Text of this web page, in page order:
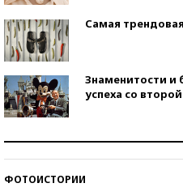
Самая
Знаменитости и
успеха со
ФОТОИСТОРИИ